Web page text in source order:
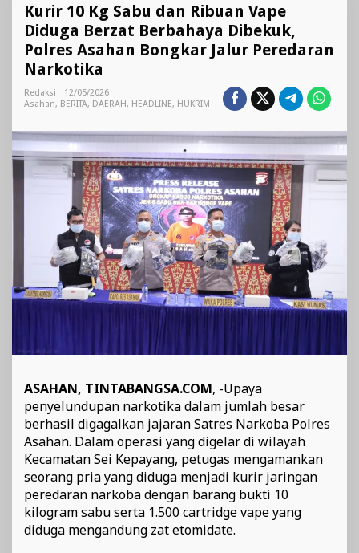
Kg
Sabu
dan
Ribuan
Berzat
Berbahaya
Polres
Asahan
Bongkar
Jalur
Peredaran
Narkotika
Kurir 10 Kg Sabu dan Ribuan Vape
Diduga Berzat Berbahaya Dibekuk,
Polres Asahan Bongkar Jalur Peredaran
Narkotika
Redaksi
12/05/2026
Asahan, BERITA, DAERAH, HEADLINE, HUKRIM
ASAHAN, TINTABANGSA.COM, -Upaya
penyelundupan narkotika dalam jumlah besar
berhasil digagalkan jajaran Satres Narkoba Polres
Asahan. Dalam operasi yang digelar di wilayah
Kecamatan Sei Kepayang, petugas mengamankan
seorang pria yang diduga menjadi kurir jaringan
peredaran narkoba dengan barang bukti 10
kilogram sabu serta 1.500 cartridge vape yang
diduga mengandung zat etomidate.